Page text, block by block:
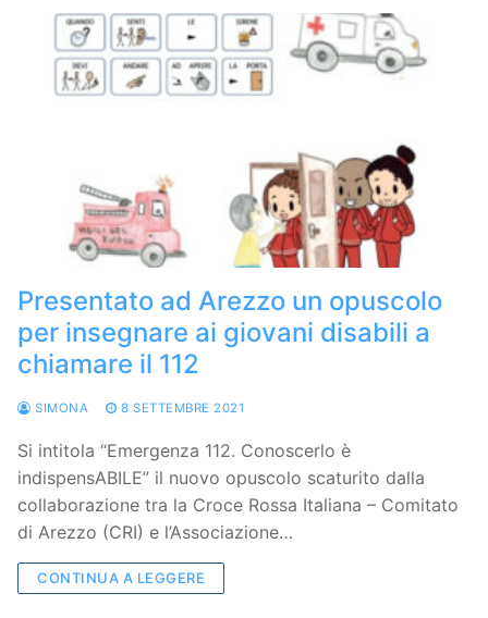
Presentato ad Arezzo un opuscolo
per insegnare ai giovani disabili a
chiamare il 112
SIMONA 8 SETTEMBRE 2021
Si intitola “Emergenza 112. Conoscerlo è
indispensABILE” il nuovo opuscolo scaturito dalla
collaborazione tra la Croce Rossa Italiana – Comitato
di Arezzo (CRI) e l’Associazione…
CONTINUA A LEGGERE